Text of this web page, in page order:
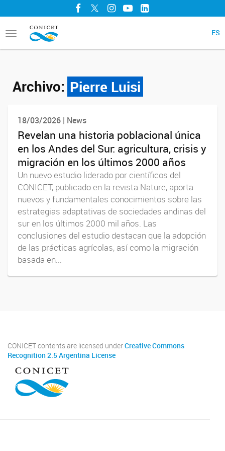
Facebook
TwitterInstagram
YouTubeLinkedIn
Toggle
navigation
ES
Archivo: Pierre Luisi
18/03/2026 | News
Revelan una historia poblacional única
en los Andes del Sur: agricultura, crisis y
migración en los últimos 2000 años
Un nuevo estudio liderado por científicos del
CONICET, publicado en la revista Nature, aporta
nuevos y fundamentales conocimientos sobre las
estrategias adaptativas de sociedades andinas del
sur en los últimos 2000 mil años. Las
conclusiones del estudio destacan que la adopción
de las prácticas agrícolas, así como la migración
basada en...
CONICET contents are licensed underCreative Commons
Recognition 2.5 Argentina License